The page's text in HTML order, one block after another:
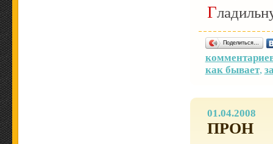
Поделиться…
как бывает,
01.04.2008
ПРОН